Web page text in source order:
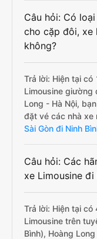
Câu hỏi: Có
cho cặp đôi, xe
không?
Trả lời: Hiện tại
Limousine giường
Long - Hà Nội,
đặt vé các nhà xe
Sài Gòn đi Ninh
Câu hỏi: Các
xe Limousine đi
Trả lời: Hiện tại
Limousine trên
Bình), Hoàng